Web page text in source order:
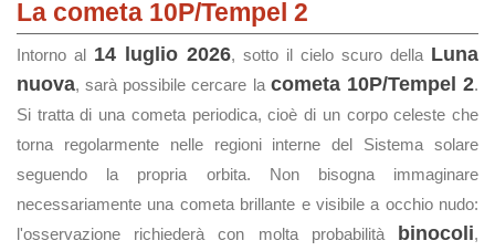
La cometa 10P/Tempel 2
Intorno al 14 luglio 2026, sotto il cielo scuro della Luna
nuova, sarà possibile cercare la cometa 10P/Tempel 2.
Si tratta di una cometa periodica, cioè di un corpo celeste che
torna regolarmente nelle regioni interne del Sistema solare
seguendo la propria orbita. Non bisogna immaginare
necessariamente una cometa brillante e visibile a occhio nudo:
l'osservazione richiederà con molta probabilità
binocoli,